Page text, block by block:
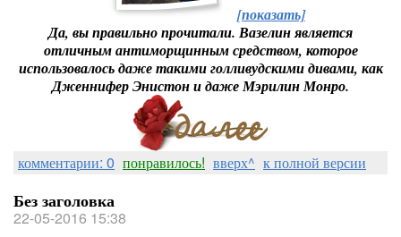
[показать]
Да, вы правильно прочитали. Вазелин является
отличным антиморщинным средством, которое
использовалось даже такими голливудскими дивами, как
Дженнифер Энистон и даже Мэрилин Монро.
комментарии: 0 понравилось! вверх^ к полной версии
Без заголовка
22-05-2016 15:38